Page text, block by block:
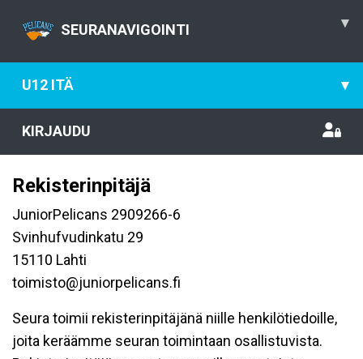
SEURANAVIGOINTI ▾
U12 ITÄ ▾
KIRJAUDU
Rekisterinpitäjä
JuniorPelicans 2909266-6
Svinhufvudinkatu 29
15110 Lahti
toimisto@juniorpelicans.fi
Seura toimii rekisterinpitäjänä niille henkilötiedoille,
joita keräämme seuran toimintaan osallistuvista.